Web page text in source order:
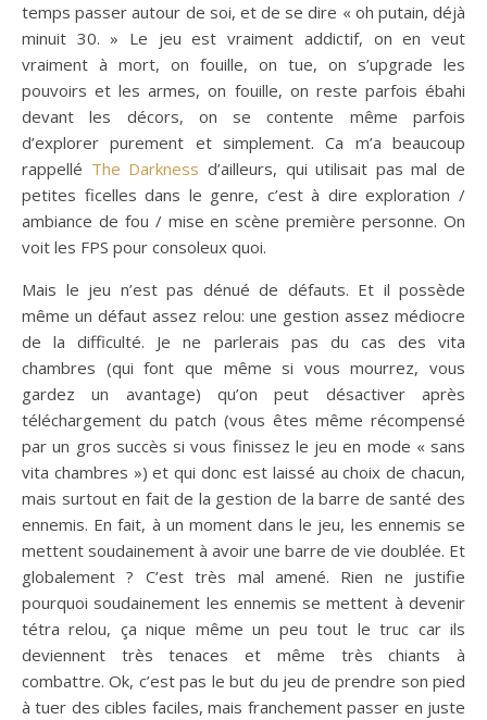
temps passer autour de soi, et de se dire « oh putain, déjà
minuit 30. » Le jeu est vraiment addictif, on en veut
vraiment à mort, on fouille, on tue, on s’upgrade les
pouvoirs et les armes, on fouille, on reste parfois ébahi
devant les décors, on se contente même parfois
d’explorer purement et simplement. Ca m’a beaucoup
rappellé The Darkness d’ailleurs, qui utilisait pas mal de
petites ficelles dans le genre, c’est à dire exploration /
ambiance de fou / mise en scène première personne. On
voit les FPS pour consoleux quoi.
Mais le jeu n’est pas dénué de défauts. Et il possède
même un défaut assez relou: une gestion assez médiocre
de la difficulté. Je ne parlerais pas du cas des vita
chambres (qui font que même si vous mourrez, vous
gardez un avantage) qu’on peut désactiver après
téléchargement du patch (vous êtes même récompensé
par un gros succès si vous finissez le jeu en mode « sans
vita chambres ») et qui donc est laissé au choix de chacun,
mais surtout en fait de la gestion de la barre de santé des
ennemis. En fait, à un moment dans le jeu, les ennemis se
mettent soudainement à avoir une barre de vie doublée. Et
globalement ? C’est très mal amené. Rien ne justifie
pourquoi soudainement les ennemis se mettent à devenir
tétra relou, ça nique même un peu tout le truc car ils
deviennent très tenaces et même très chiants à
combattre. Ok, c’est pas le but du jeu de prendre son pied
à tuer des cibles faciles, mais franchement passer en juste